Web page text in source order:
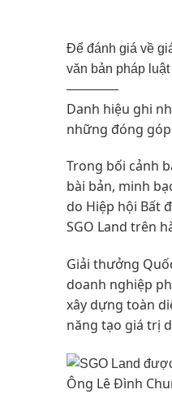
Để đánh giá về
văn bản pháp
————
Danh hiệu ghi
những đóng
Trong bối cảnh
bài bản, minh
do Hiệp hội Bất
SGO Land trên
Giải thưởng
doanh nghiệp
xây dựng toàn
năng tạo giá trị
Ông Lê Đình